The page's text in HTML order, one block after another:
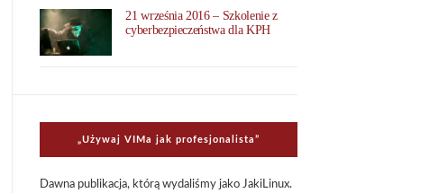
21 września 2016 – Szkolenie z
cyberbezpieczeństwa dla KPH
„Uży­waj VIMa jak pro­fe­sjo­na­li­sta”
Dawna publi­ka­cja, którą wyda­li­śmy jako Jaki­Li­nux.